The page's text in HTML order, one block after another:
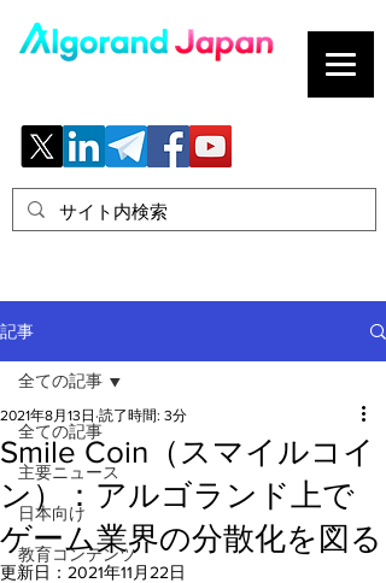
記事
全ての記事
主要ニュース
日本向け
教育コンテンツ
全ての記事
Smile Coin（スマイルコイ
ン）：アルゴランド上で
ゲーム業界の分散化を図る
2021年8月13日 読了時間: 3分
更新日： 2021年11月22日